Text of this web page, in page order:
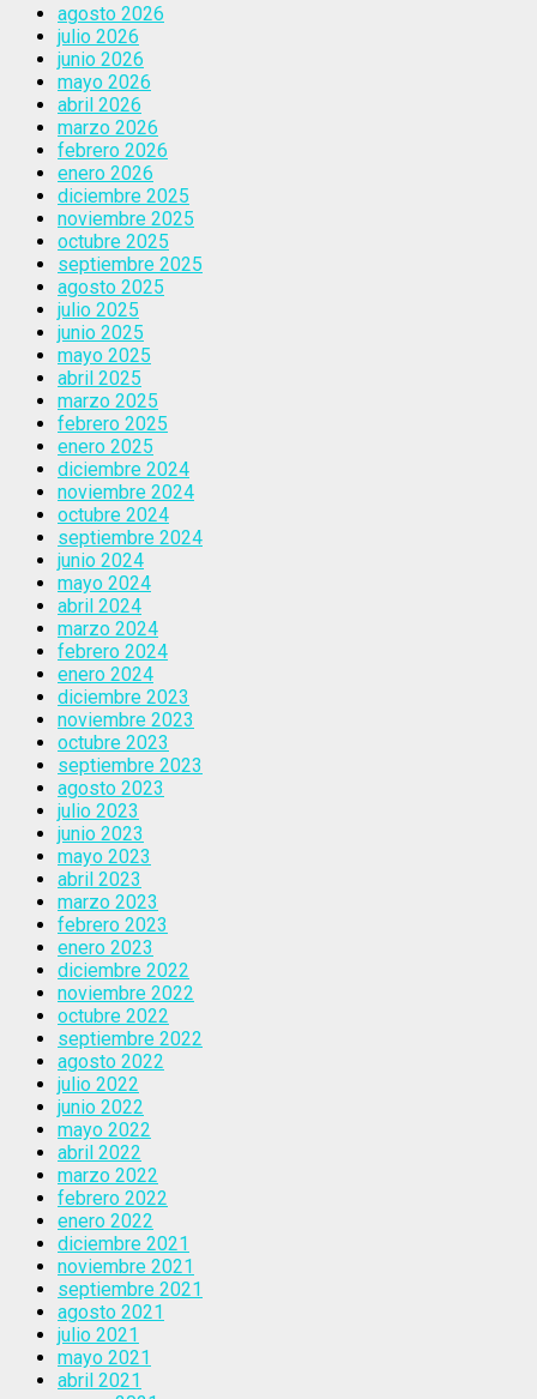
agosto 2026
julio 2026
junio 2026
mayo 2026
abril 2026
marzo 2026
febrero 2026
enero 2026
diciembre 2025
noviembre 2025
octubre 2025
septiembre 2025
agosto 2025
julio 2025
junio 2025
mayo 2025
abril 2025
marzo 2025
febrero 2025
enero 2025
diciembre 2024
noviembre 2024
octubre 2024
septiembre 2024
junio 2024
mayo 2024
abril 2024
marzo 2024
febrero 2024
enero 2024
diciembre 2023
noviembre 2023
octubre 2023
septiembre 2023
agosto 2023
julio 2023
junio 2023
mayo 2023
abril 2023
marzo 2023
febrero 2023
enero 2023
diciembre 2022
noviembre 2022
octubre 2022
septiembre 2022
agosto 2022
julio 2022
junio 2022
mayo 2022
abril 2022
marzo 2022
febrero 2022
enero 2022
diciembre 2021
noviembre 2021
septiembre 2021
agosto 2021
julio 2021
mayo 2021
abril 2021